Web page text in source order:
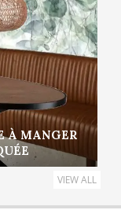
À MANGER
VIEW ALL